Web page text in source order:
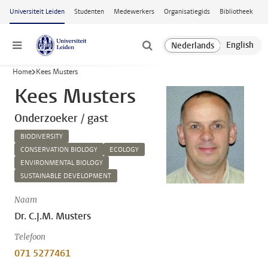
Ga naar hoofdinhoud
Universiteit Leiden Studenten Medewerkers Organisatiegids Bibliotheek
Menu
Home Kees Musters
Kees Musters
Onderzoeker / gast
BIODIVERSITY
CONSERVATION BIOLOGY
ECOLOGY
ENVIRONMENTAL BIOLOGY
SUSTAINABLE DEVELOPMENT
Naam
Dr. C.J.M. Musters
Telefoon
071 5277461